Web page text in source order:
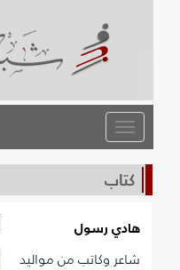
القائمة
كتاب
هادي رسول
شاعر وكاتب من مواليد